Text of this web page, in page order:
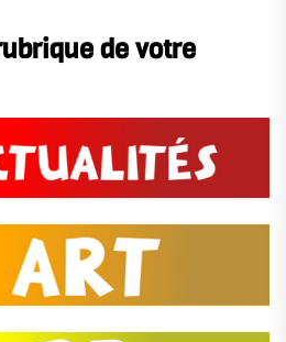
de votre